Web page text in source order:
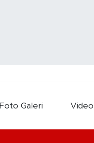
Foto Galeri Video